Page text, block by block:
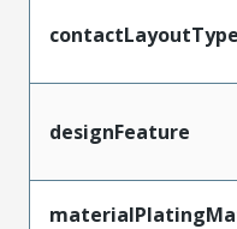
contactLayoutType
designFeature